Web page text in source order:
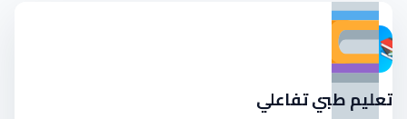
تعليم طبي تفاعلي